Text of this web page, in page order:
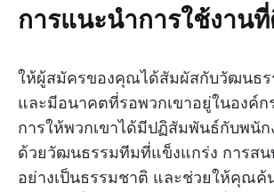
การแนะนำการใช้งาน
ให้ผู้สมัครของคุณได้สัมผัสกับวัฒนธ
และมีอนาคตที่รอพวกเขาอยู่ในองค์
การให้พวกเขาได้มีปฏิสัมพันธ์กับพนั
ด้วยวัฒนธรรมทีมที่แข็งแกร่ง การสน
อย่างเป็นธรรมชาติ และช่วยให้คุณค้